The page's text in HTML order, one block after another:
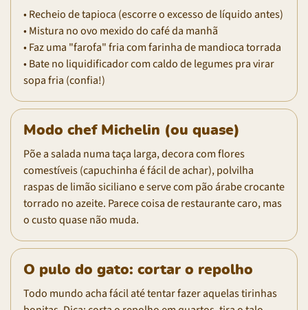
• Recheio de tapioca (escorre o excesso de líquido antes)
• Mistura no ovo mexido do café da manhã
• Faz uma "farofa" fria com farinha de mandioca torrada
• Bate no liquidificador com caldo de legumes pra virar
sopa fria (confia!)
Modo chef Michelin (ou quase)
Põe a salada numa taça larga, decora com flores
comestíveis (capuchinha é fácil de achar), polvilha
raspas de limão siciliano e serve com pão árabe crocante
torrado no azeite. Parece coisa de restaurante caro, mas
o custo quase não muda.
O pulo do gato: cortar o repolho
Todo mundo acha fácil até tentar fazer aquelas tirinhas